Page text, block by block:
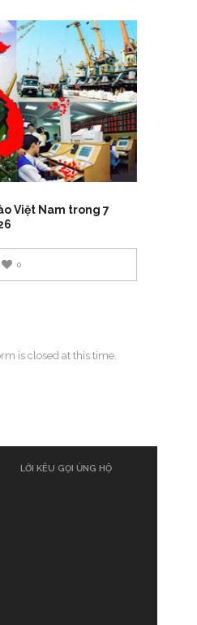
Việt Nam trong 7
0
is closed at this time.
LỜI KÊU GỌI ỦNG HỘ